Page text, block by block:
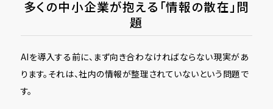
多くの中小企業が抱える「情報の散在」問
題
AIを導入する前に、まず向き合わなければならない現実があ
ります。それは、社内の情報が整理されていないという問題で
す。